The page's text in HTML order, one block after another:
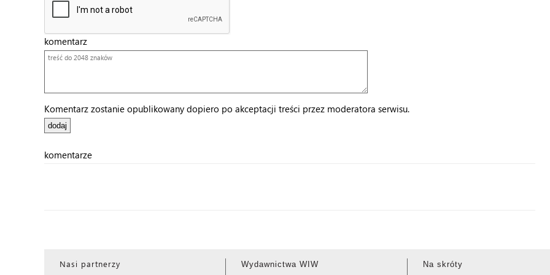
komentarz
Komentarz zostanie opublikowany dopiero po akceptacji treści przez moderatora serwisu.
komentarze
Nasi partnerzy Wydawnictwa WIW Na skróty